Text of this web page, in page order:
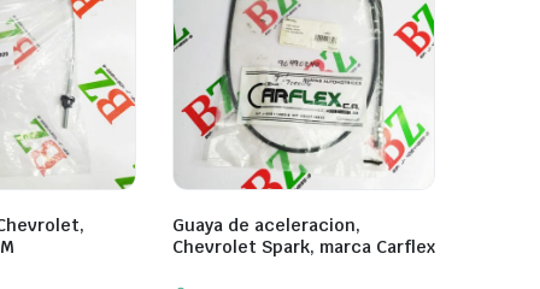
Guaya de aceleracion,
Chevrolet Spark, marca Carflex